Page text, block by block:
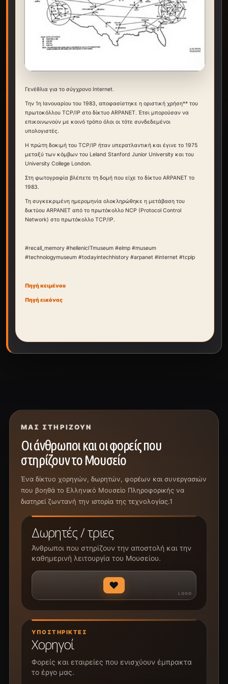
Γενέθλια για το σύγχρονο Internet.
Την 1η Ιανουαρίου του 1983, αποφασίστηκε η οριστική χρήση** του
πρωτοκόλλου TCP/IP στο δίκτυο ARPANET. Έτσι μπορούσαν να
επικοινωνούν με κοινό τρόπο όλοι οι τότε συνδεδεμένοι
υπολογιστές.
Η πρώτη δοκιμή του TCP/IP ήταν υπερατλαντική και έγινε το 1975
μεταξύ των κόμβων του Leland Stanford Junior University και του
University College London.
Στη φωτογραφία βλέπετε τη δομή που είχε το δίκτυο ARPANET το
1983.
Τη συγκεκριμένη ημερομηνία ολοκληρώθηκε η μετάβαση του
δικτύου ARPANET από το πρωτόκολλο NCP (Protocol Control
Network) στο πρωτόκολλο TCP/IP.
#recall_memory #hellenicITmuseum #elmp #museum
#technologymuseum #todayintechhistory #arpanet #internet #tcpip
Πηγή κειμένου
Πηγή εικόνας
ΜΑΣ ΣΤΗΡΊΖΟΥΝ
Οι άνθρωποι και οι φορείς που
στηρίζουν το Μουσείο
Ένα δίκτυο χορηγών, δωρητών, φορέων και συνεργασιών
που βοηθά το Ελληνικό Μουσείο Πληροφορικής να
διατηρεί ζωντανή την ιστορία της τεχνολογίας.1
Δωρητές / τριες
Άνθρωποι που στηρίζουν την αποστολή και την
καθημερινή λειτουργία του Μουσείου.
♥
ΥΠΟΣΤΗΡΙΚΤΈΣ
Χορηγοί
Φορείς και εταιρείες που ενισχύουν έμπρακτα
το έργο μας.